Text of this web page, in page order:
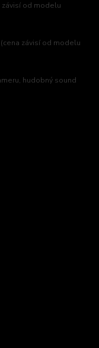
závisí od modelu
závisí od modelu
hudobný sound